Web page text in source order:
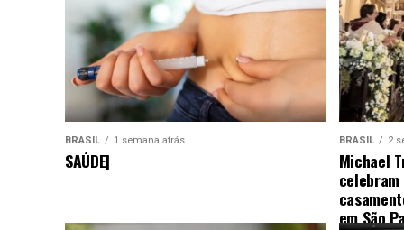
BRASIL 1 semana atrás
SAÚDE|
BRASIL 2
Michael
em São